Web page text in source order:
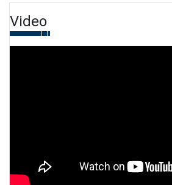
Video